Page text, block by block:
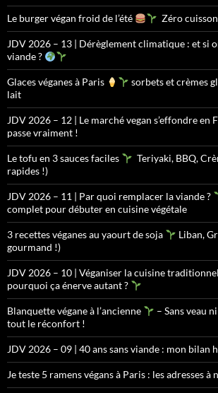
Le burger végan froid de l’été Zéro
JDV 2026 – 13 | Dérèglement climatique : et si
viande ?
Glaces véganes à Paris
sorbets et crèmes
lait
JDV 2026 – 12 | Le marché vegan s’effondre en
passe vraiment !
Le tofu en 3 sauces faciles
Teriyaki, BBQ,
rapides !)
JDV 2026 – 11 | Par quoi remplacer la viande ?
complet pour débuter en cuisine végétale
3 recettes véganes au yaourt de soja
Liban,
gourmand !)
JDV 2026 – 10 | Véganiser la cuisine
pourquoi ça énerve autant ?
Blanquette végane à l’ancienne
– Sans veau
tout le réconfort !
JDV 2026 – 09 | 40 ans sans viande : mon bilan
Je teste 5 ramens végans à Paris : les adresses à